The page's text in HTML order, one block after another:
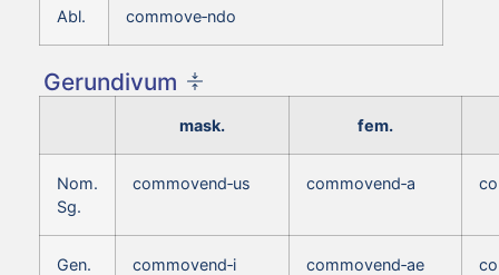
Abl. commove‑ndo
Gerundivum
mask. fem.
Nom.
Sg.
commovend‑us commovend‑a
Gen.
commovend‑i commovend‑ae